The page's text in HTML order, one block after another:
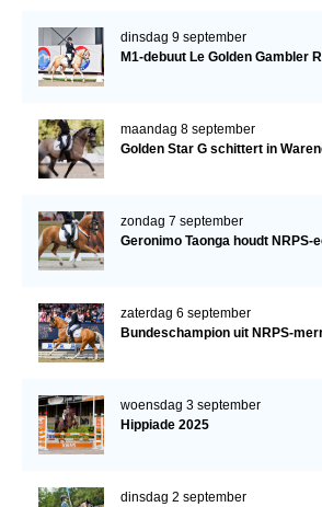
dinsdag 9 september
M1-debuut Le Golden Gambler
maandag 8 september
Golden Star G schittert in
zondag 7 september
Geronimo Taonga houdt NRPS-
zaterdag 6 september
Bundeschampion uit NRPS-
woensdag 3 september
Hippiade 2025
dinsdag 2 september